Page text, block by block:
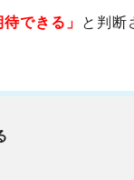
できる」
と判断